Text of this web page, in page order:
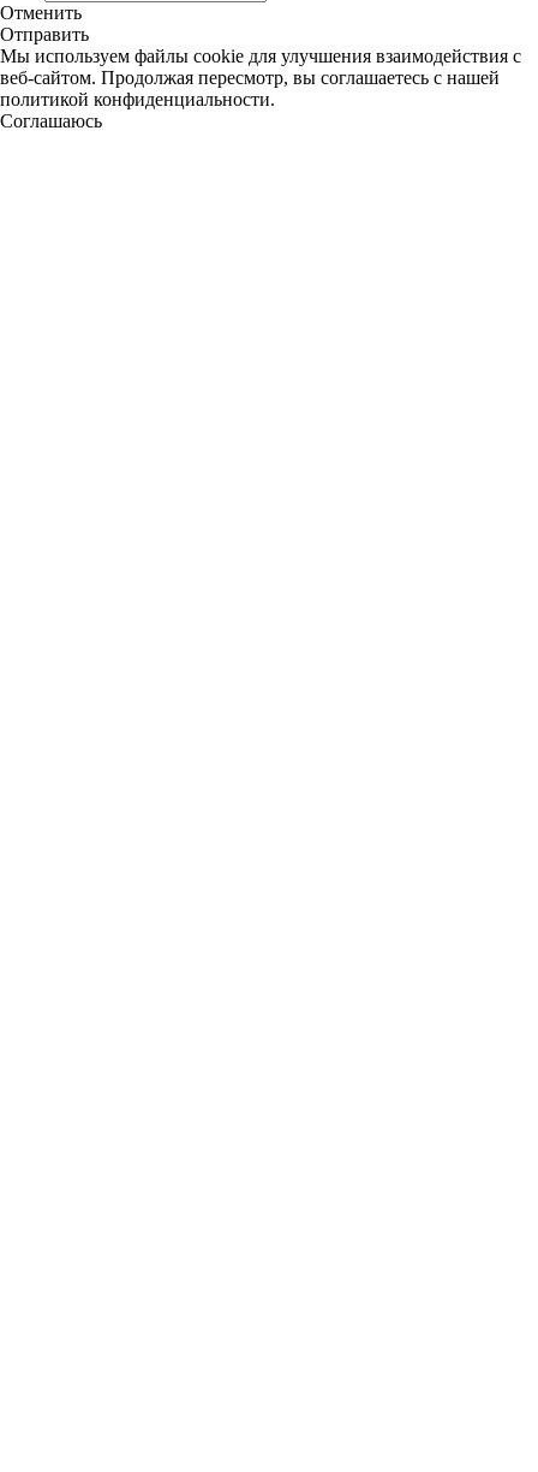
Отменить
Отправить
Мы используем файлы cookie для улучшения взаимодействия с
веб-сайтом. Продолжая пересмотр, вы соглашаетесь с нашей
политикой конфиденциальности.
Соглашаюсь